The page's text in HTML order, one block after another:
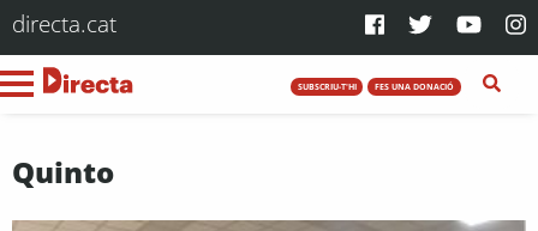
directa.cat
SUBSCRIU-T'HI FES UNA DONACIÓ
Quinto